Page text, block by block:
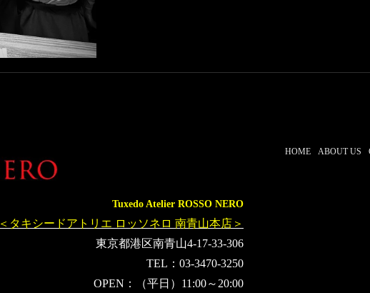
Tuxedo Atelier ROSSO NERO
＜タキシードアトリエ ロッソネロ 南青山本店＞
東京都港区南青山4-17-33-306
TEL：03-3470-3250
OPEN：（平日）11:00～20:00
HOME ABOUT US